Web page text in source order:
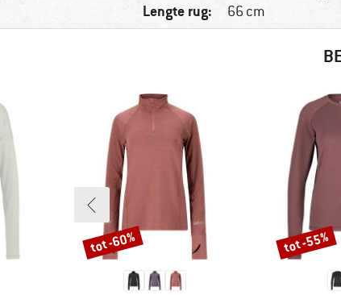
Lengte rug: 66 cm
Korting
tot -60% Korting
tot -55%